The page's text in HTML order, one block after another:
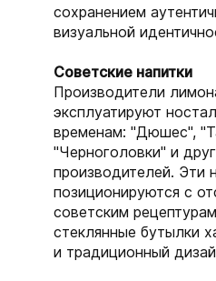
сохранением
визуальной
Советские напитки
Производители
эксплуатируют
временам: "Дюшес",
"Черноголовки" и
производителей. Эти
позиционируются с
советским
стеклянные бутылки
и традиционный